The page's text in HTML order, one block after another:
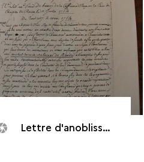
Lettre d'anoblissement de Michel Dubocage